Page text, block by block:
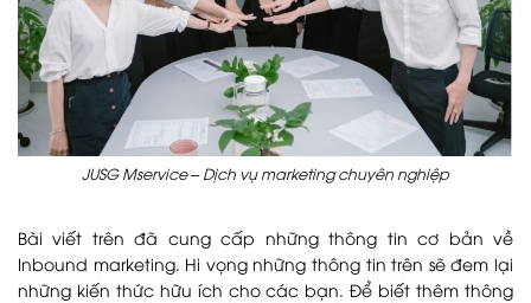
JUSG Mservice – Dịch vụ marketing chuyên nghiệp
Bài viết trên đã cung cấp những thông tin cơ bản về
Inbound marketing. Hi vọng những thông tin trên sẽ đem lại
những kiến thức hữu ích cho các bạn. Để biết thêm thông